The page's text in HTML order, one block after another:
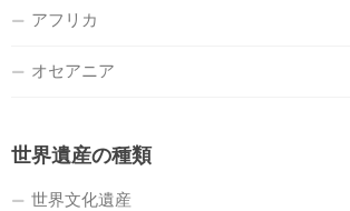
アフリカ
オセアニア
世界遺産の種類
世界文化遺産